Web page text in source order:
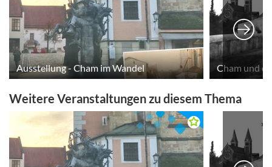
Ausstellung - Cham im Wandel Cham und
Weitere Veranstaltungen zu diesem Thema